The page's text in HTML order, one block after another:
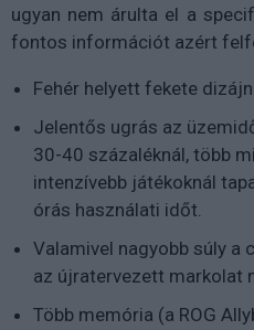
ugyan nem árulta el a
fontos információt azért
Fehér helyett fekete
Jelentős ugrás az
30-40 százaléknál, több
intenzívebb játékoknál
órás használati időt.
Valamivel nagyobb súly a
az újratervezett markolat
Több memória (a ROG